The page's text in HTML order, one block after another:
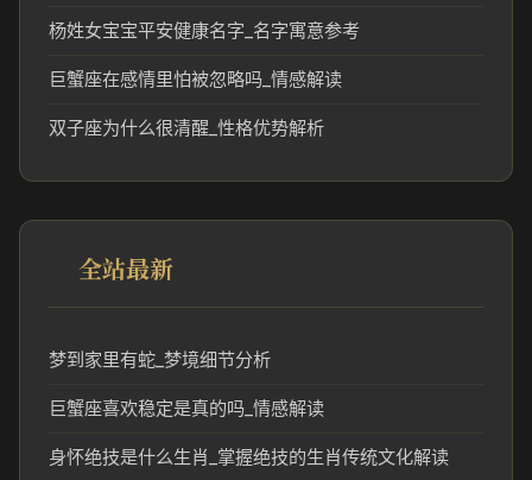
杨姓女宝宝平安健康名字_名字寓意参考
巨蟹座在感情里怕被忽略吗_情感解读
双子座为什么很清醒_性格优势解析
全站最新
梦到家里有蛇_梦境细节分析
巨蟹座喜欢稳定是真的吗_情感解读
身怀绝技是什么生肖_掌握绝技的生肖传统文化解读